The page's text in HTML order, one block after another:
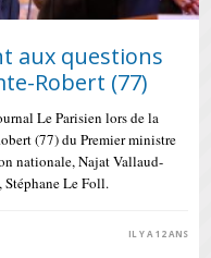
aux questions
Robert (77)
Le Parisien lors de la
(77) du Premier ministre
nationale, Najat Vallaud-
Le Foll.
IL Y A 12 ANS